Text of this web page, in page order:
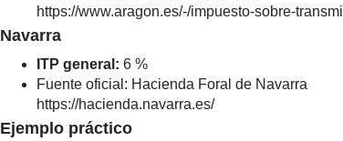
https://www.aragon.es/-/impuesto-sobre-
Navarra
ITP general: 6 %
Fuente oficial: Hacienda Foral de Navarra
https://hacienda.navarra.es/
Ejemplo práctico